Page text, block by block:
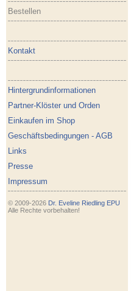
Bestellen
Kontakt
Hintergrundinformationen
Partner-Klöster und Orden
Einkaufen im Shop
Geschäftsbedingungen - AGB
Links
Presse
Impressum
© 2009-2026 Dr. Eveline Riedling EPU
Alle Rechte vorbehalten!